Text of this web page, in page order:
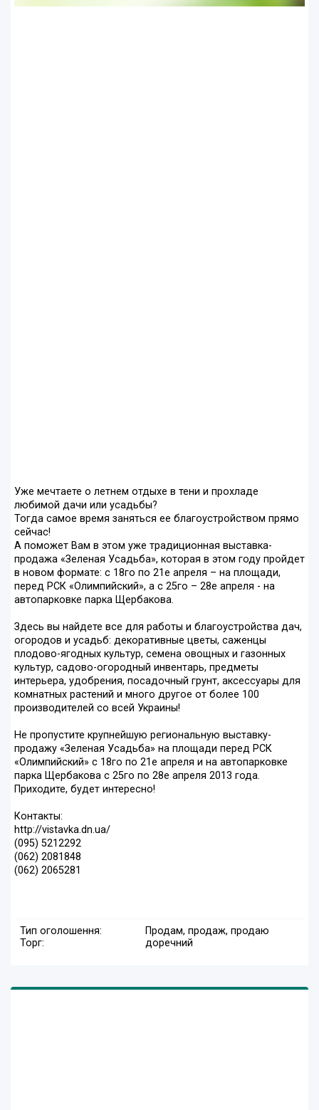
Уже мечтаете о летнем отдыхе в тени и прохладе
любимой дачи или усадьбы?
Тогда самое время заняться ее благоустройством прямо
сейчас!
А поможет Вам в этом уже традиционная выставка-
продажа «Зеленая Усадьба», которая в этом году пройдет
в новом формате: с 18го по 21е апреля – на площади,
перед РСК «Олимпийский», а с 25го – 28е апреля - на
автопарковке парка Щербакова.
Здесь вы найдете все для работы и благоустройства дач,
огородов и усадьб: декоративные цветы, саженцы
плодово-ягодных культур, семена овощных и газонных
культур, садово-огородный инвентарь, предметы
интерьера, удобрения, посадочный грунт, аксессуары для
комнатных растений и много другое от более 100
производителей со всей Украины!
Не пропустите крупнейшую региональную выставку-
продажу «Зеленая Усадьба» на площади перед РСК
«Олимпийский» с 18го по 21е апреля и на автопарковке
парка Щербакова с 25го по 28е апреля 2013 года.
Приходите, будет интересно!
Контакты:
http://vistavka.dn.ua/
(095) 5212292
(062) 2081848
(062) 2065281
Тип оголошення:
Продам, продаж, продаю
Торг:
доречний